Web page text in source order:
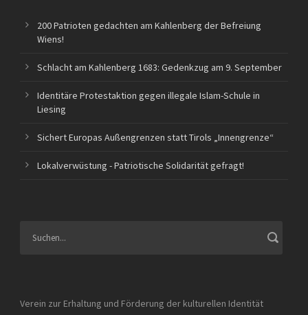
200 Patrioten gedachten am Kahlenberg der Befreiung
Wiens!
Schlacht am Kahlenberg 1683: Gedenkzug am 9. September
Identitäre Protestaktion gegen illegale Islam-Schule in
Liesing
Sichert Europas Außengrenzen statt Tirols „Innengrenze“
Lokalverwüstung - Patriotische Solidarität gefragt!
Verein zur Erhaltung und Förderung der kulturellen Identität